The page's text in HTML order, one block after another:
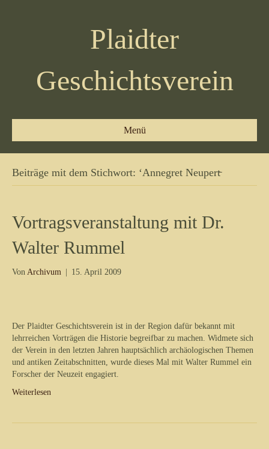
Plaidter
Geschichtsverein
Menü
Beiträge mit dem Stichwort: ‘Annegret Neupert̵
Vortragsveranstaltung mit Dr.
Walter Rummel
Von Archivum 15. April 2009
Der Plaidter Geschichtsverein ist in der Region dafür bekannt mit
lehrreichen Vorträgen die Historie begreifbar zu machen. Widmete sich
der Verein in den letzten Jahren hauptsächlich archäologischen Themen
und antiken Zeitabschnitten, wurde dieses Mal mit Walter Rummel ein
Forscher der Neuzeit engagiert.
Weiterlesen